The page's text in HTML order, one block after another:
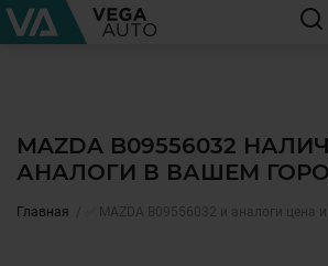
MAZDA B09556032
АНАЛОГИ В ВАШЕМ
Главная ✅ MAZDA B09556032 и аналоги цена и